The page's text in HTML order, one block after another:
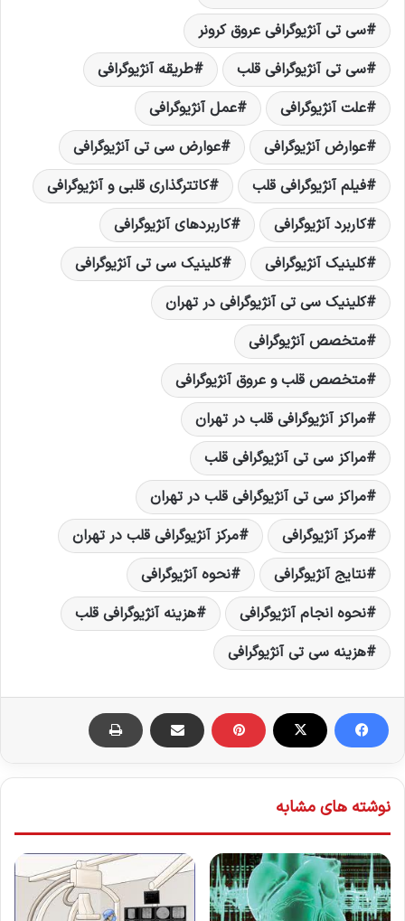
سی تی آنژیوگرافی عروق کرونر
سی تی آنژیوگرافی قلب
طریقه آنژیوگرافی
علت آنژیوگرافی
عمل آنژیوگرافی
عوارض آنژیوگرافی
عوارض سی تی آنژیوگرافی
فیلم آنژیوگرافی قلب
کاتترگذاری قلبی و آنژیوگرافی
کاربرد آنژیوگرافی
کاربردهای آنژیوگرافی
کلینیک آنژیوگرافی
کلینیک سی تی آنژیوگرافی
کلینیک سی تی آنژیوگرافی در تهران
متخصص آنژیوگرافی
متخصص قلب و عروق آنژیوگرافی
مراکز آنژیوگرافی قلب در تهران
مراکز سی تی آنژیوگرافی قلب
مراکز سی تی آنژیوگرافی قلب در تهران
مرکز آنژیوگرافی
مرکز آنژیوگرافی قلب در تهران
نتایج آنژیوگرافی
نحوه آنژیوگرافی
نحوه انجام آنژیوگرافی
هزینه آنژیوگرافی قلب
هزینه سی تی آنژیوگرافی
نوشته های مشابه